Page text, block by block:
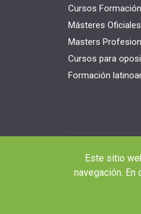
Cursos
Másteres Oficiales
Masters
Cursos para
Formación
Este sitio
navegación.